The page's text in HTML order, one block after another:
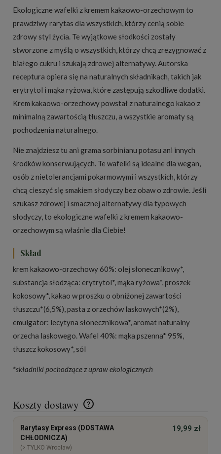
Ekologiczne wafelki z kremem kakaowo-orzechowym to
prawdziwy rarytas dla wszystkich, którzy cenią sobie
zdrowy styl życia. Te wyjątkowe słodkości zostały
stworzone z myślą o wszystkich, którzy chcą zrezygnować z
białego cukru i szukają zdrowej alternatywy. Autorska
receptura opiera się na naturalnych składnikach, takich jak
erytrytol i mąka ryżowa, które zastępują szkodliwe dodatki.
Krem kakaowo-orzechowy powstał z naturalnego kakao z
minimalną zawartością tłuszczu, a wszystkie aromaty są
pochodzenia naturalnego.
Nie znajdziesz tu ani grama sorbinianu potasu ani innych
środków konserwujących. Te wafelki są idealne dla wegan,
osób z nietolerancjami pokarmowymi i wszystkich, którzy
chcą cieszyć się smakiem słodyczy bez obaw o zdrowie. Jeśli
szukasz zdrowej i smacznej alternatywy dla typowych
słodyczy, to ekologiczne wafelki z kremem kakaowo-
orzechowym są właśnie dla Ciebie!
Skład
krem kakaowo-orzechowy 60%: olej słonecznikowy*,
substancja słodząca: erytrytol*, mąka ryżowa*, proszek
kokosowy*, kakao w proszku o obniżonej zawartości
tłuszczu*(6,5%), pasta z orzechów laskowych*(2%),
emulgator: lecytyna słonecznikowa*, aromat naturalny
orzecha laskowego. Wafel 40%: mąka pszenna* 95%,
tłuszcz kokosowy*, sól
*składniki pochodzące z upraw ekologicznych
Koszty dostawy
Cena nie zawiera ewentualnych kosztów płatności
Rarytasy Express (DOSTAWA
CHŁODNICZA)
(> TYLKO Wrocław)
19,99 zł